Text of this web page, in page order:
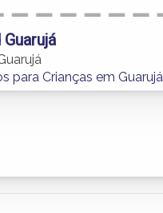
para Crianças em Guarujá